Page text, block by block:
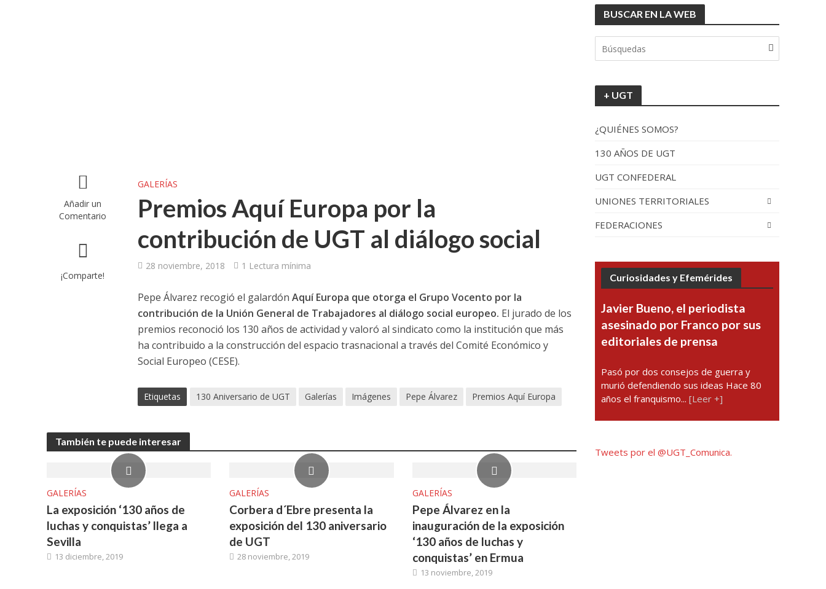
El Ayuntamiento de Sevilla acogerá la exposición 130 aniversario con la que UGT comenzó su recorrido por España
Añadir un
Comentario
¡Comparte!
GALERÍAS
Premios Aquí Europa por la
contribución de UGT al diálogo social
28 noviembre, 2018 1 Lectura mínima
Pepe Álvarez recogió el galardónAquí Europa que otorga el Grupo Vocento por la
contribución de la Unión General de Trabajadores al diálogo social europeo. El jurado de los
premios reconoció los 130 años de actividad y valoró al sindicato como la institución que más
ha contribuido a la construcción del espacio trasnacional a través del Comité Económico y
Social Europeo (CESE).
Etiquetas 130 Aniversario de UGT Galerías Imágenes Pepe Álvarez Premios Aquí Europa
También te puede interesar
GALERÍAS
La exposición ‘130 años de
luchas y conquistas’ llega a
Sevilla
13 diciembre, 2019
GALERÍAS
Corbera d´Ebre presenta la
exposición del 130 aniversario
de UGT
28 noviembre, 2019
GALERÍAS
Pepe Álvarez en la
inauguración de la exposición
‘130 años de luchas y
conquistas’ en Ermua
13 noviembre, 2019
BUSCAR EN LA WEB
+ UGT
¿QUIÉNES SOMOS?
130 AÑOS DE UGT
UGT CONFEDERAL
UNIONES TERRITORIALES
FEDERACIONES
Curiosidades y Efemérides
Javier Bueno, el periodista
asesinado por Franco por sus
editoriales de prensa
Pasó por dos consejos de guerra y
murió defendiendo sus ideas Hace 80
años el franquismo...[Leer +]
Tweets por el @UGT_Comunica.